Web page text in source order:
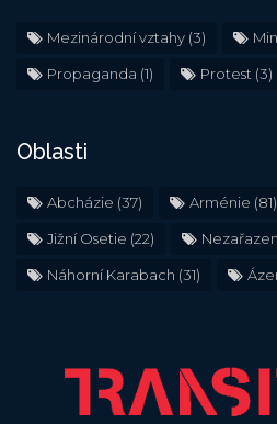
Mezinárodní vztahy (3)
Propaganda (1) Protest (3)
Oblasti
Abcházie (37) Arménie (81)
Jižní Osetie (22)
Náhorní Karabach (31)